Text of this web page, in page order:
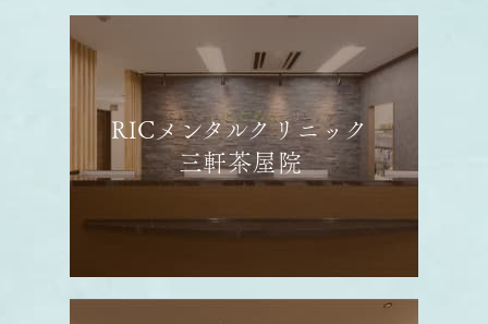
RICメンタルクリニック
三軒茶屋院